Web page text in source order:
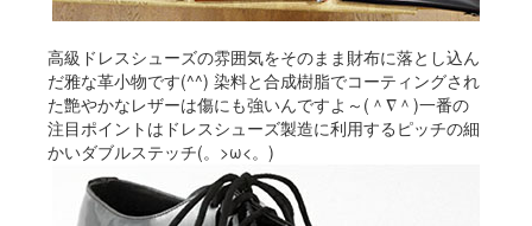
高級ドレスシューズの雰囲気をそのまま財布に落とし込ん
だ雅な革小物です(^^) 染料と合成樹脂でコーティングされ
た艶やかなレザーは傷にも強いんですよ～(＾∇＾)一番の
注目ポイントはドレスシューズ製造に利用するピッチの細
かいダブルステッチ(。>ω<。)